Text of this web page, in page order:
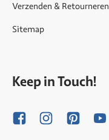
Verzenden & Retourneren
Sitemap
Keep in Touch!